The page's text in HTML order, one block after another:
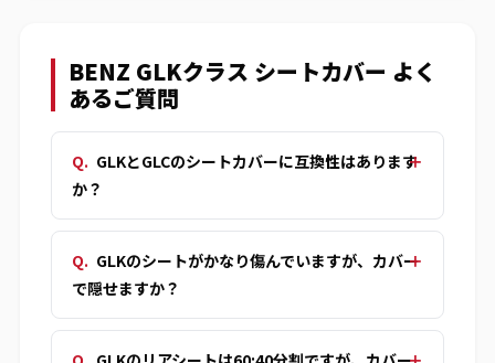
BENZ GLKクラス シートカバー よく
あるご質問
GLKとGLCのシートカバーに互換性はあります
か？
GLKのシートがかなり傷んでいますが、カバー
で隠せますか？